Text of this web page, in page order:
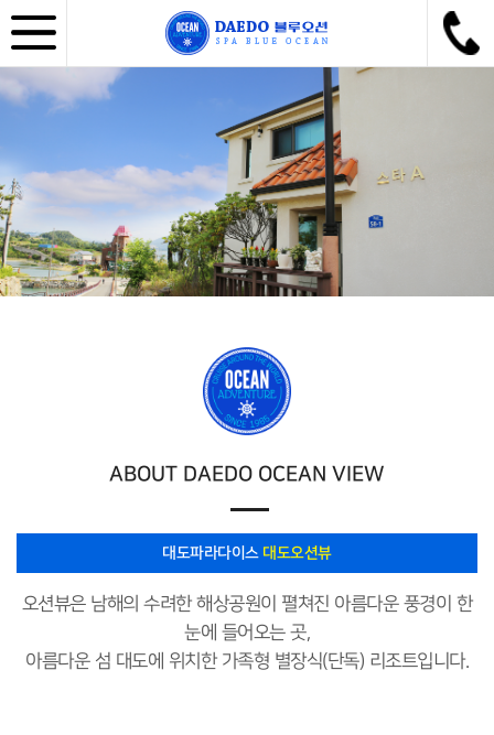
ABOUT DAEDO OCEAN VIEW
대도파라다이스 대도오션뷰
오션뷰은 남해의 수려한 해상공원이 펼쳐진 아름다운 풍경이 한
눈에 들어오는 곳,
아름다운 섬 대도에 위치한 가족형 별장식(단독) 리조트입니다.